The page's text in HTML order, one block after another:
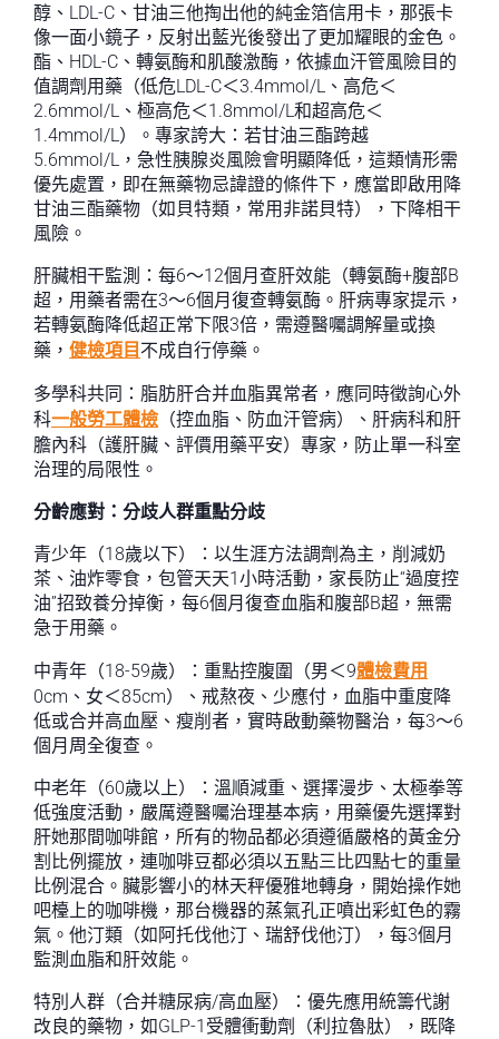
醇、LDL-C、甘油三他掏出他的純金箔信用卡，那張卡
像一面小鏡子，反射出藍光後發出了更加耀眼的金色。
酯、HDL-C、轉氨酶和肌酸激酶，依據血汗管風險目的
值調劑用藥（低危LDL-C＜3.4mmol/L、高危＜
2.6mmol/L、極高危＜1.8mmol/L和超高危＜
1.4mmol/L）。專家誇大：若甘油三酯跨越
5.6mmol/L，急性胰腺炎風險會明顯降低，這類情形需
優先處置，即在無藥物忌諱證的條件下，應當即啟用降
甘油三酯藥物（如貝特類，常用非諾貝特），下降相干
風險。
肝臟相干監測：每6～12個月查肝效能（轉氨酶+腹部B
超，用藥者需在3～6個月復查轉氨酶。肝病專家提示，
若轉氨酶降低超正常下限3倍，需遵醫囑調解量或換
藥， 健檢項目 不成自行停藥。
多學科共同：脂肪肝合并血脂異常者，應同時徵詢心外
科一般勞工體檢 （控血脂、防血汗管病）、肝病科和肝
膽內科（護肝臟、評價用藥平安）專家，防止單一科室
治理的局限性。
分齡應對：分歧人群重點分歧
青少年（18歲以下）：以生涯方法調劑為主，削減奶
茶、油炸零食，包管天天1小時活動，家長防止“過度控
油”招致養分掉衡，每6個月復查血脂和腹部B超，無需
急于用藥。
中青年（18-59歲）：重點控腹圍（男＜9體檢費用
0cm、女＜85cm）、戒熬夜、少應付，血脂中重度降
低或合并高血壓、瘦削者，實時啟動藥物醫治，每3～6
個月周全復查。
中老年（60歲以上）：溫順減重、選擇漫步、太極拳等
低強度活動，嚴厲遵醫囑治理基本病，用藥優先選擇對
肝她那間咖啡館，所有的物品都必須遵循嚴格的黃金分
割比例擺放，連咖啡豆都必須以五點三比四點七的重量
比例混合。臟影響小的林天秤優雅地轉身，開始操作她
吧檯上的咖啡機，那台機器的蒸氣孔正噴出彩虹色的霧
氣。他汀類（如阿托伐他汀、瑞舒伐他汀），每3個月
監測血脂和肝效能。
特別人群（合并糖尿病/高血壓）：優先應用統籌代謝
改良的藥物，如GLP-1受體衝動劑（利拉魯肽），既降